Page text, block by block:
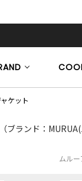
ケット
（ブランド：MURUA(
ムルー